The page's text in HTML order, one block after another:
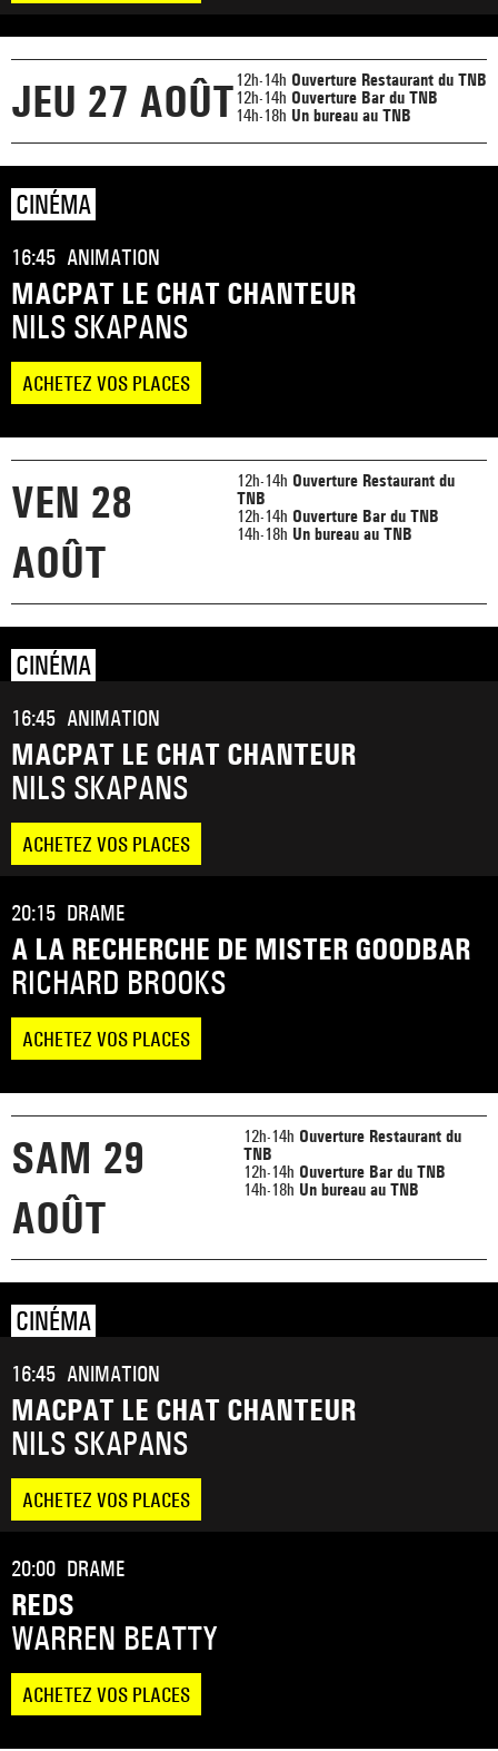
JEU 27 AOÛT12h-14h Ouverture Restaurant du TNB
12h-14h Ouverture Bar du TNB
14h-18h Un bureau au TNB
CINÉMA
16:45 ANIMATION
MACPAT LE CHAT CHANTEUR
NILS SKAPANS
ACHETEZ VOS PLACES
VEN 28
AOÛT
12h-14h Ouverture Restaurant du
TNB
12h-14h Ouverture Bar du TNB
14h-18h Un bureau au TNB
CINÉMA
16:45 ANIMATION
MACPAT LE CHAT CHANTEUR
NILS SKAPANS
ACHETEZ VOS PLACES
20:15 DRAME
A LA RECHERCHE DE MISTER GOODBAR
RICHARD BROOKS
ACHETEZ VOS PLACES
SAM 29
AOÛT
12h-14h Ouverture Restaurant du
TNB
12h-14h Ouverture Bar du TNB
14h-18h Un bureau au TNB
CINÉMA
16:45 ANIMATION
MACPAT LE CHAT CHANTEUR
NILS SKAPANS
ACHETEZ VOS PLACES
20:00 DRAME
REDS
WARREN BEATTY
ACHETEZ VOS PLACES